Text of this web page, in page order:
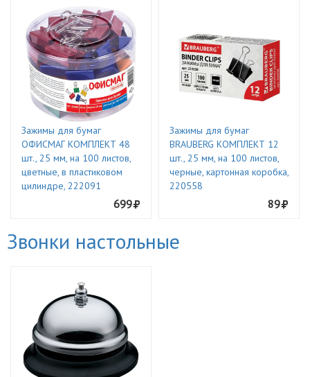
Зажимы для бумаг
ОФИСМАГ КОМПЛЕКТ 48
шт., 25 мм, на 100 листов,
цветные, в пластиковом
цилиндре, 222091
699
Зажимы для бумаг
BRAUBERG КОМПЛЕКТ 12
шт., 25 мм, на 100 листов,
черные, картонная коробка,
220558
89
Звонки настольные